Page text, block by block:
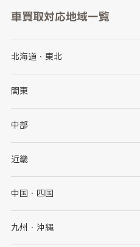
車買取対応地域一覧
北海道・東北
北海道
岩手県
秋田県
関東
茨城県
群馬県
千葉県
中部
新潟県
石川県
山梨県
近畿
大阪府
京都府
中国・四国
鳥取県
九州・沖縄